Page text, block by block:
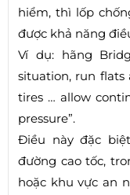
hiểm, thì lốp
được khả năng
Ví dụ: hãng
situation, run flats
tires … allow
pressure”.
Điều này đặc
đường cao tốc,
hoặc khu vực an